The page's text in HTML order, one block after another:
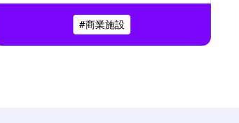
で九州の魅力発信に取り組んできた。
「九州の元気を、世界へ」というビジ
ョンを掲げ、挑戦を続けるJR九州。そ
#商業施設